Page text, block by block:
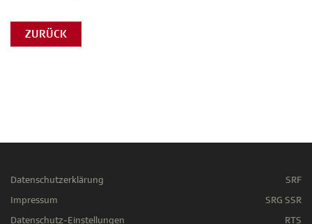
ZURÜCK
Datenschutzerklärung
Impressum
Datenschutz-Einstellungen
SRF
SRG SSR
RTS